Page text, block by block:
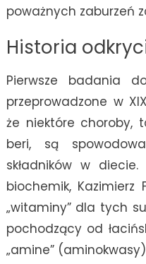
poważnych zaburzeń
Historia
Pierwsze badania
przeprowadzone w
że niektóre choroby,
beri, są
składników w diecie.
biochemik, Kazimierz
„witaminy” dla tych
pochodzący od
„amine”